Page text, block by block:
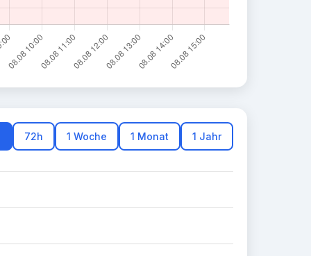
72h 1 Woche 1 Monat 1 Jahr